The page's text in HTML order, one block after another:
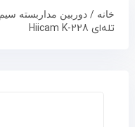
خانه / دوربین مداربسته
تله‌ای Hiicam K-228